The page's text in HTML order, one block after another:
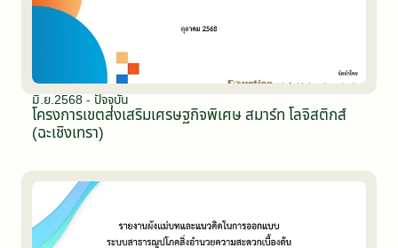
มิ.ย.2568 - ปัจจุบัน
โครงการเขตส่งเสริมเศรษฐกิจพิเศษ สมาร์ท โลจิสติกส์
(ฉะเชิงเทรา)